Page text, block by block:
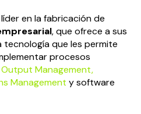
en la fabricación de
, que ofrece a sus
que les permite
procesos
Management,
Management y software